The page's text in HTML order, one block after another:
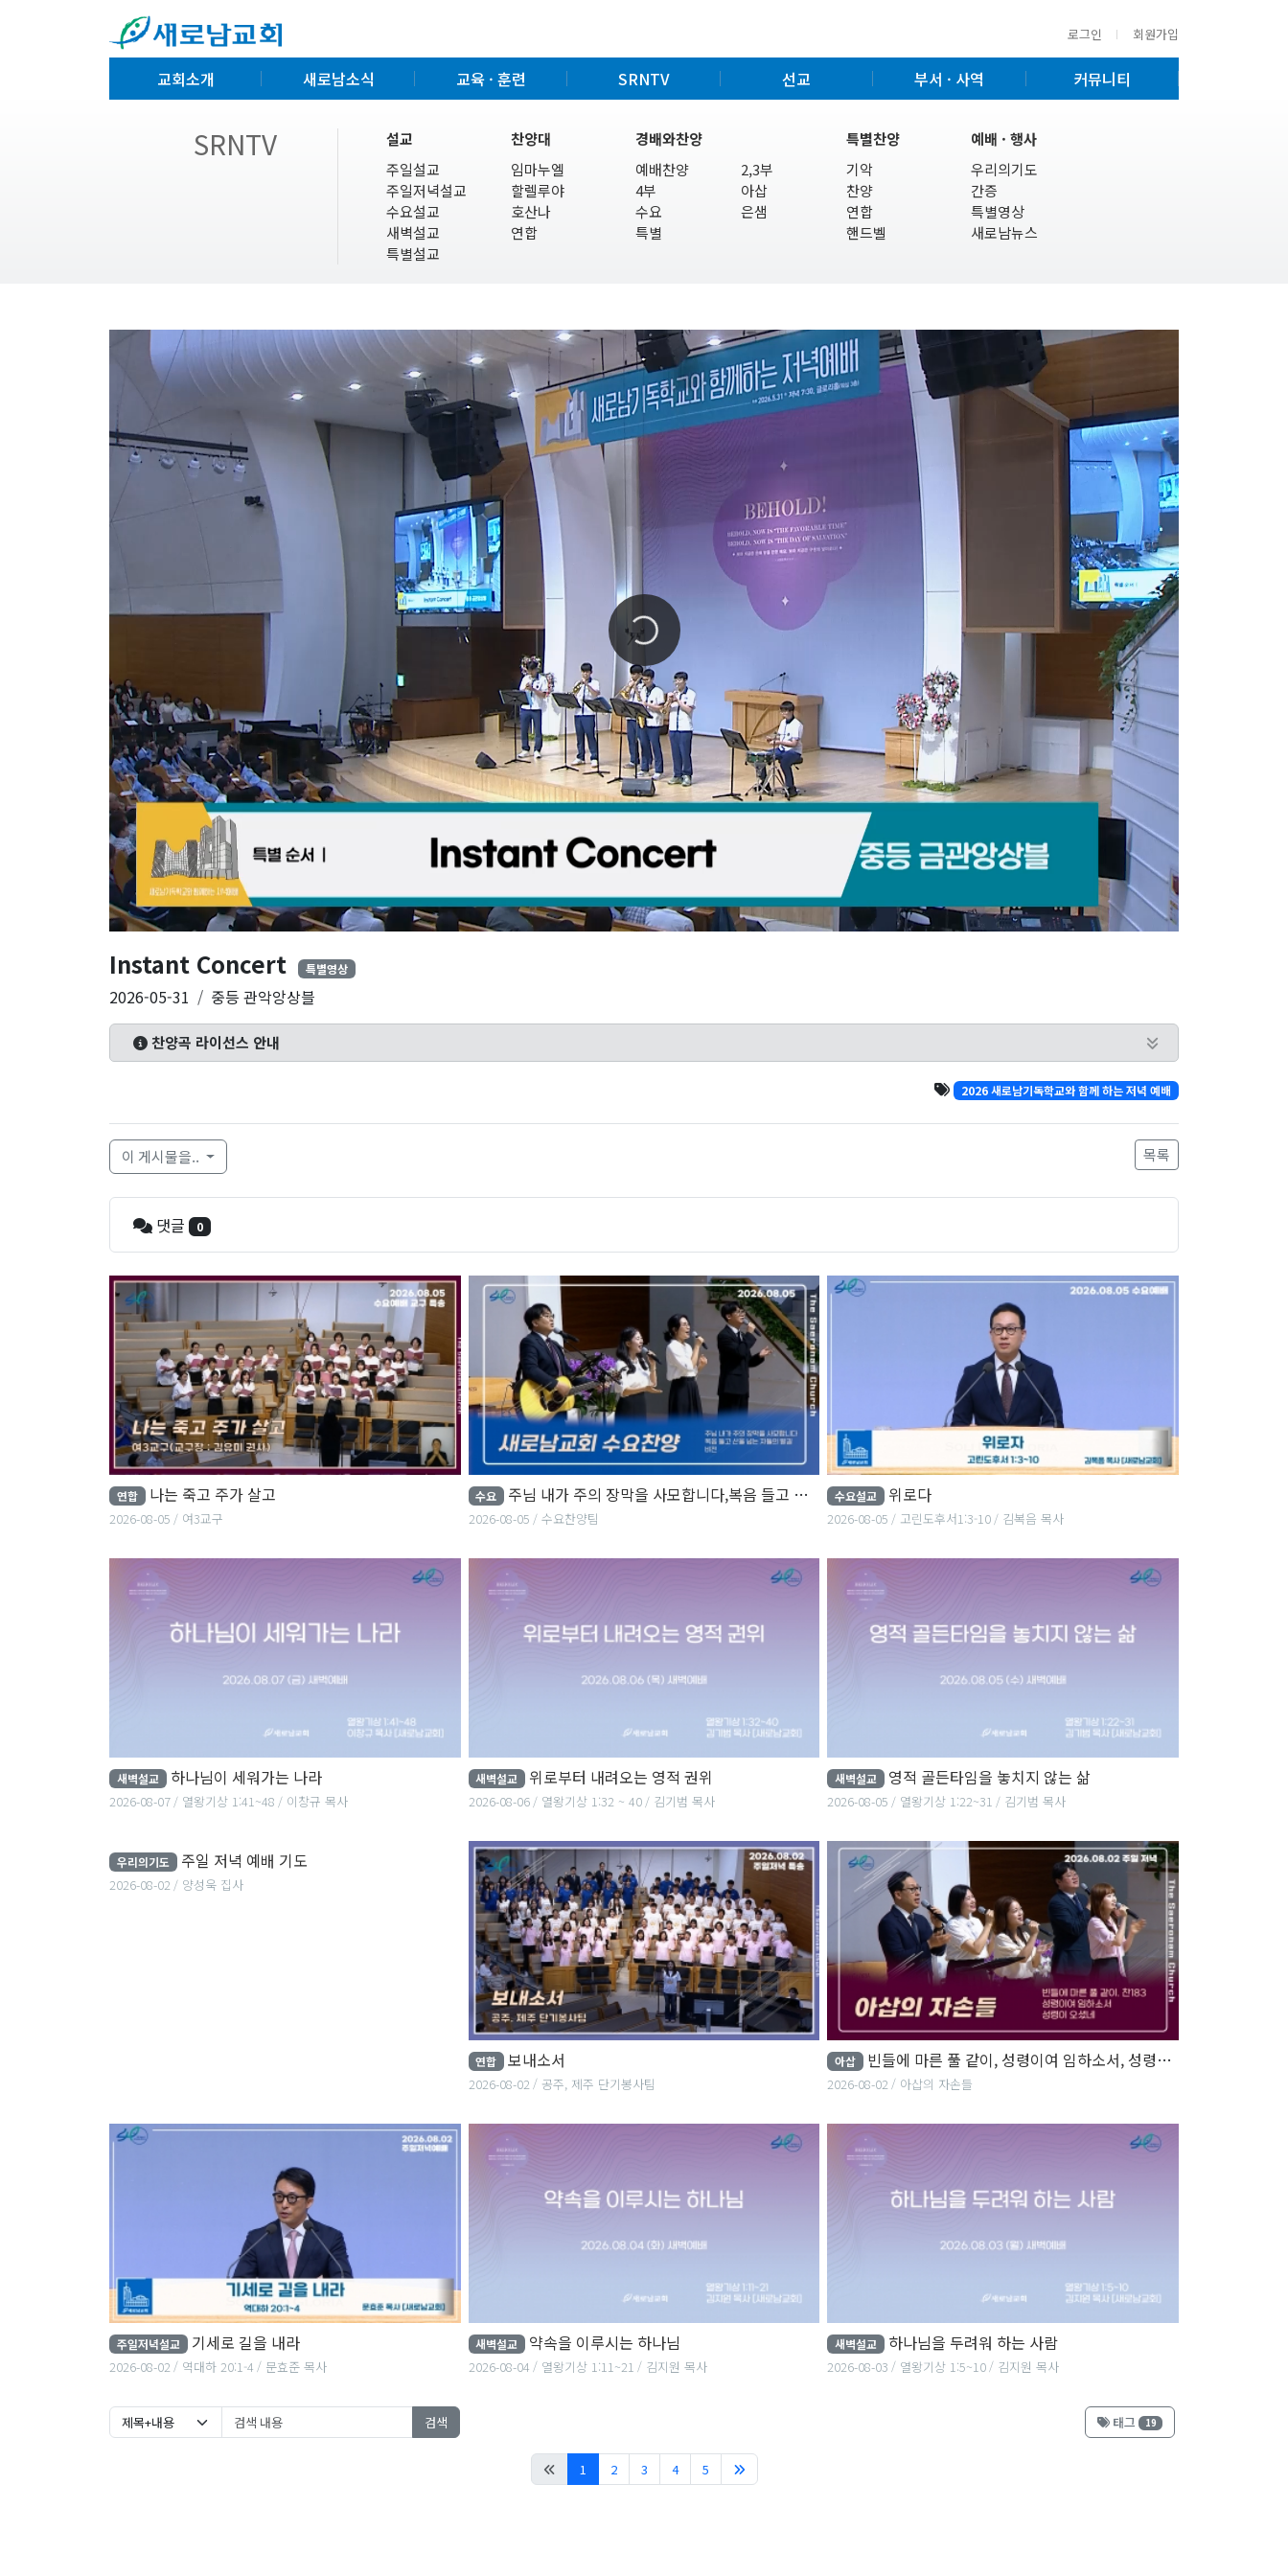
로그인 회원가입
교회소개 새로남소식 교육 · 훈련 SRNTV 선교 부서 · 사역 커뮤니티
SRNTV
설교
주일설교
주일저녁설교
수요설교
새벽설교
특별설교
찬양대
임마누엘
할렐루야
호산나
연합
경배와찬양
예배찬양
2,3부
4부
아삽
수요
은샘
특별
특별찬양
기악
찬양
연합
핸드벨
예배 · 행사
우리의기도
간증
특별영상
새로남뉴스
Instant Concert 특별영상
2026-05-31 중등 관악앙상블
찬양곡 라이선스 안내
2026 새로남기독학교와 함께 하는 저녁 예배
이 게시물을.. 목록
댓글 0
연합 나는 죽고 주가 살고
2026-08-05 여3교구
수요 주님 내가 주의 장막을 사모합니다,복음 들고 산을...
2026-08-05 수요찬양팀
수요설교 위로다
2026-08-05 고린도후서1:3-10 김복음 목사
새벽설교 하나님이 세워가는 나라
2026-08-07 열왕기상 1:41~48 이창규 목사
새벽설교 위로부터 내려오는 영적 권위
2026-08-06 열왕기상 1:32 ~ 40 김기범 목사
새벽설교 영적 골든타임을 놓치지 않는 삶
2026-08-05 열왕기상 1:22~31 김기범 목사
2026-08-02 주일 저녁 예배 기도
우리의기도 주일 저녁 예배 기도
2026-08-02 양성욱 집사
연합 보내소서
2026-08-02 공주, 제주 단기봉사팀
아삽 빈들에 마른 풀 같이, 성령이여 임하소서, 성령이 오셨네
2026-08-02 아삽의 자손들
주일저녁설교 기세로 길을 내라
2026-08-02 역대하 20:1-4 문효준 목사
새벽설교 약속을 이루시는 하나님
2026-08-04 열왕기상 1:11~21 김지원 목사
새벽설교 하나님을 두려워 하는 사람
2026-08-03 열왕기상 1:5~10 김지원 목사
검색 태그 19
1 (current)
2 3 4 5